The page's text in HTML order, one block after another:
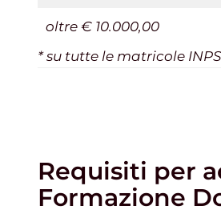
oltre € 10.000,00
* su tutte le matricole
Requisiti per
Formazione